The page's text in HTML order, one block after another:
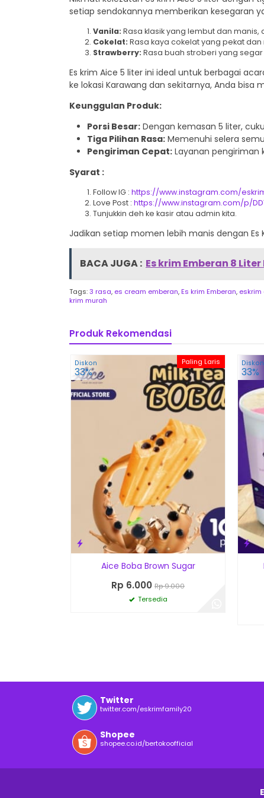
setiap sendokannya memberikan kesegaran
Vanila: Rasa klasik yang lembut dan
Cokelat: Rasa kaya cokelat yang pekat
Strawberry: Rasa buah stroberi yang
Es krim Aice 5 liter ini ideal untuk berbagai
ke lokasi Karawang dan sekitarnya, Anda
Keunggulan Produk:
Porsi Besar: Dengan kemasan 5 liter,
Tiga Pilihan Rasa: Memenuhi selera
Pengiriman Cepat: Layanan pengiriman
Syarat :
Follow IG : https://www.instagram.com/
Love Post : https://www.instagram.com/p/
Tunjukkin deh ke kasir atau admin kita.
Jadikan setiap momen lebih manis dengan
BACA JUGA : Es krim Emberan 8
Tags:3 rasa, es cream emberan,Es krim Emberan, eskrim
krim murah
Produk Rekomendasi
Paling Laris
Diskon
33%
Aice Boba Brown Sugar
Rp 6.000 Rp 9.000
Tersedia
Diskon
33%
Twitter
twitter.com/eskrimfamily20
Shopee
shopee.co.id/bertokoofficial